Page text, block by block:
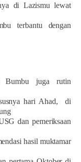
di Lazismu lewat
terbantu dengan
Bumbu juga rutin
hari Ahad,
di
dan pemeriksaan
hasil muktamar